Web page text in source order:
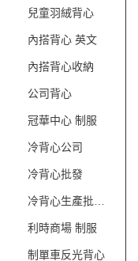
兒童羽絨背心
內搭背心 英文
內搭背心收納
公司背心
冠華中心 制服
冷背心公司
冷背心批發
利時商場 制服
制單車反光背心